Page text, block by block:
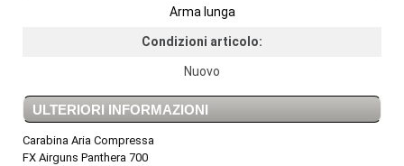
Arma lunga
Condizioni articolo:
Nuovo
ULTERIORI INFORMAZIONI
Carabina Aria Compressa
FX Airguns Panthera 700